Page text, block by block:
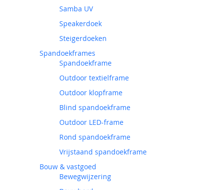
Samba UV
Speakerdoek
Steigerdoeken
Spandoekframes
Spandoekframe
Outdoor textielframe
Outdoor klopframe
Blind spandoekframe
Outdoor LED-frame
Rond spandoekframe
Vrijstaand spandoekframe
Bouw & vastgoed
Bewegwijzering